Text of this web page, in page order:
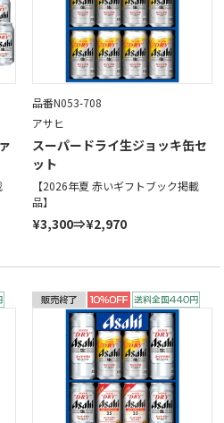
品番N053-708
アサヒ
スーパードライ生ジョッキ缶セ
ット
【2026年夏 赤いギフトブック掲載
品】
¥3,300⇒¥2,970